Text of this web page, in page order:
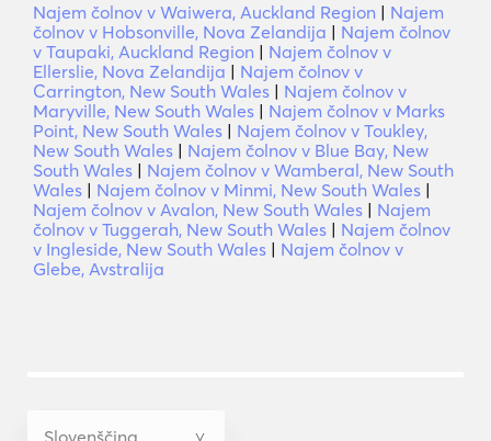
Najem čolnov v Waiwera, Auckland Region | Najem
čolnov v Hobsonville, Nova Zelandija | Najem čolnov
v Taupaki, Auckland Region | Najem čolnov v
Ellerslie, Nova Zelandija | Najem čolnov v
Carrington, New South Wales | Najem čolnov v
Maryville, New South Wales | Najem čolnov v Marks
Point, New South Wales | Najem čolnov v Toukley,
New South Wales | Najem čolnov v Blue Bay, New
South Wales | Najem čolnov v Wamberal, New South
Wales | Najem čolnov v Minmi, New South Wales |
Najem čolnov v Avalon, New South Wales | Najem
čolnov v Tuggerah, New South Wales | Najem čolnov
v Ingleside, New South Wales | Najem čolnov v
Glebe, Avstralija